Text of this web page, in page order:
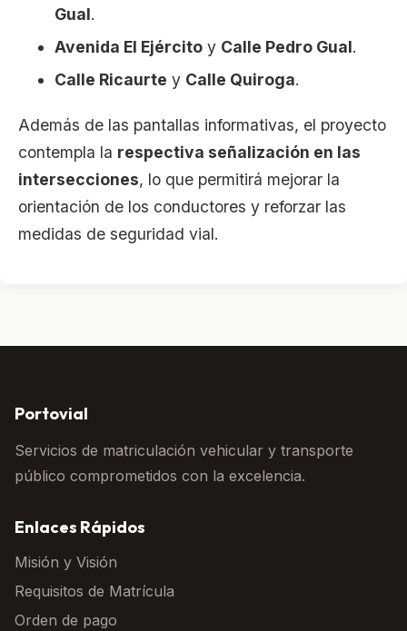
Gual.
Avenida El Ejército y Calle Pedro Gual.
Calle Ricaurte y Calle Quiroga.
Además de las pantallas informativas, el proyecto
contempla la respectiva señalización en las
intersecciones, lo que permitirá mejorar la
orientación de los conductores y reforzar las
medidas de seguridad vial.
Portovial
Servicios de matriculación vehicular y transporte
público comprometidos con la excelencia.
Enlaces Rápidos
Misión y Visión
Requisitos de Matrícula
Orden de pago